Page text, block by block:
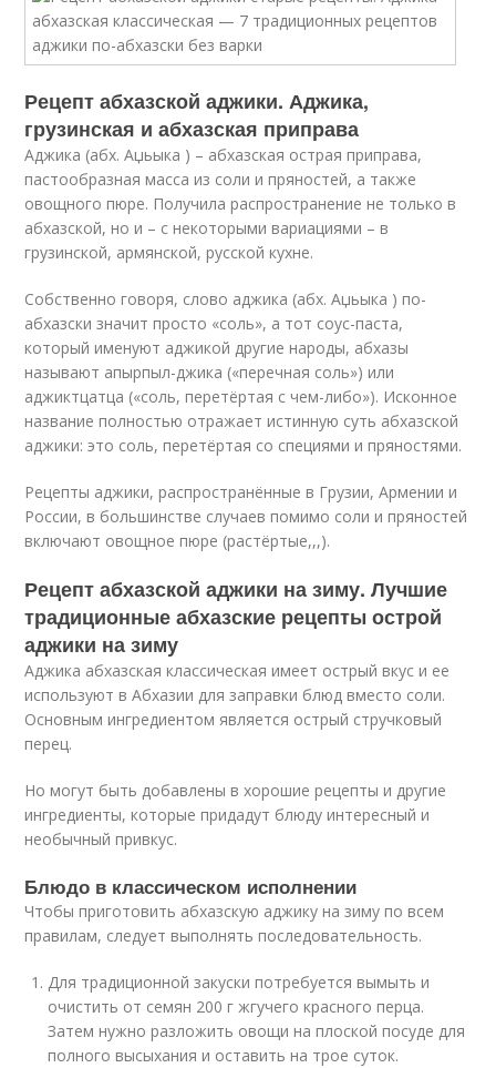
Рецепт абхазской аджики. Аджика,
грузинская и абхазская приправа
Аджика (абх. Аџьыка ) – абхазская острая приправа,
пастообразная масса из соли и пряностей, а также
овощного пюре. Получила распространение не только в
абхазской, но и – с некоторыми вариациями – в
грузинской, армянской, русской кухне.
Собственно говоря, слово аджика (абх. Аџьыка ) по-
абхазски значит просто «соль», а тот соус-паста,
который именуют аджикой другие народы, абхазы
называют апырпыл-джика («перечная соль») или
аджиктцатца («соль, перетёртая с чем-либо»). Исконное
название полностью отражает истинную суть абхазской
аджики: это соль, перетёртая со специями и пряностями.
Рецепты аджики, распространённые в Грузии, Армении и
России, в большинстве случаев помимо соли и пряностей
включают овощное пюре (растёртые,,,).
Рецепт абхазской аджики на зиму. Лучшие
традиционные абхазские рецепты острой
аджики на зиму
Аджика абхазская классическая имеет острый вкус и ее
используют в Абхазии для заправки блюд вместо соли.
Основным ингредиентом является острый стручковый
перец.
Но могут быть добавлены в хорошие рецепты и другие
ингредиенты, которые придадут блюду интересный и
необычный привкус.
Блюдо в классическом исполнении
Чтобы приготовить абхазскую аджику на зиму по всем
правилам, следует выполнять последовательность.
Для традиционной закуски потребуется вымыть и
очистить от семян 200 г жгучего красного перца.
Затем нужно разложить овощи на плоской посуде для
полного высыхания и оставить на трое суток.